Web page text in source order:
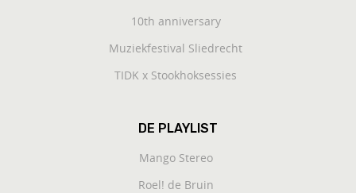
10th anniversary
Muziekfestival Sliedrecht
TIDK x Stookhoksessies
DE PLAYLIST
Mango Stereo
Roel! de Bruin